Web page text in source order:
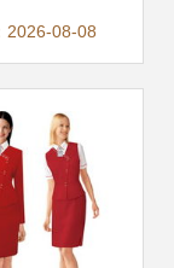
节图直击实
2026-08-08